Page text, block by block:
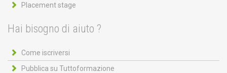
Placement stage
Hai bisogno di aiuto ?
Come iscriversi
Pubblica su Tuttoformazione